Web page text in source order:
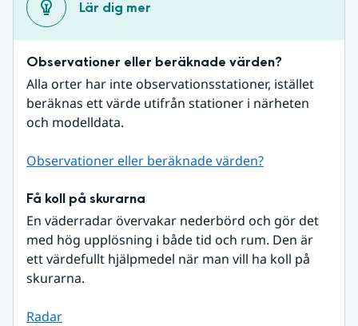
Lär dig mer
Observationer eller beräknade värden?
Alla orter har inte observationsstationer, istället
beräknas ett värde utifrån stationer i närheten
och modelldata.
Observationer eller beräknade värden?
Få koll på skurarna
En väderradar övervakar nederbörd och gör det
med hög upplösning i både tid och rum. Den är
ett värdefullt hjälpmedel när man vill ha koll på
skurarna.
Radar